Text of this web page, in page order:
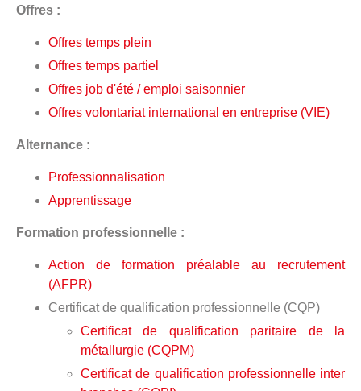
Offres :
Offres temps plein
Offres temps partiel
Offres job d'été / emploi saisonnier
Offres volontariat international en entreprise (VIE)
Alternance :
Professionnalisation
Apprentissage
Formation professionnelle :
Action de formation préalable au recrutement
(AFPR)
Certificat de qualification professionnelle (CQP)
Certificat de qualification paritaire de la
métallurgie (CQPM)
Certificat de qualification professionnelle inter